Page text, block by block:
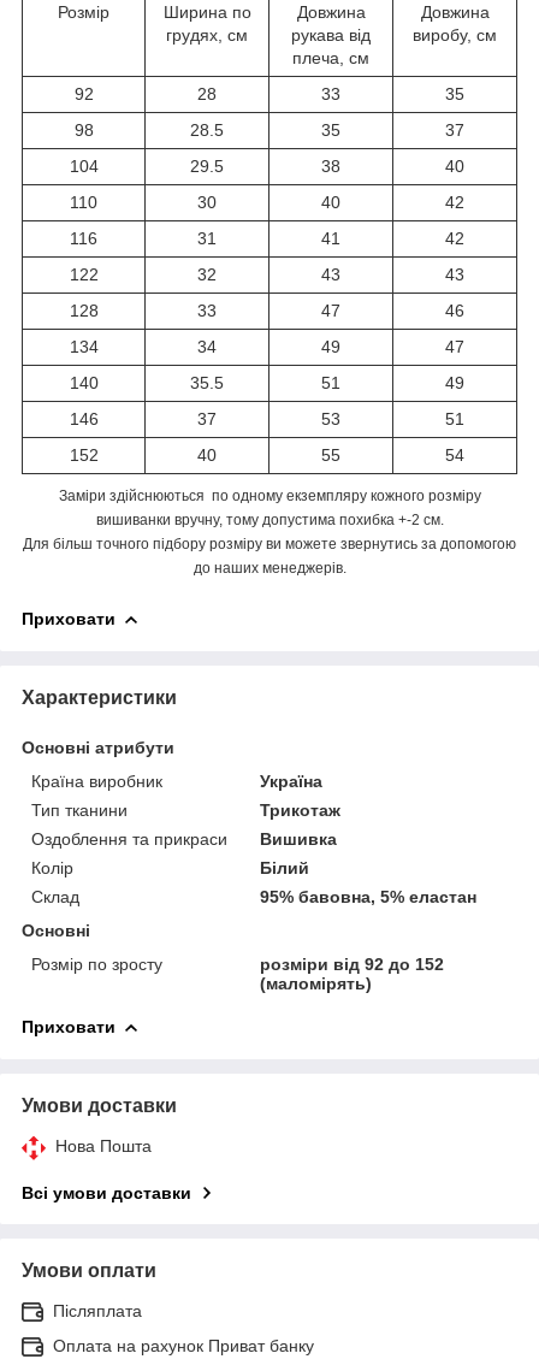
Розмір
Ширина по
грудях, см
Довжина
рукава від
плеча, см
Довжина
виробу, см
92 28 33
35
98
28.5 35
37
104
29.5 38
40
110
30 40
42
116
31 41
42
122
32 43
43
128
33 47
46
134
34 49
47
140
35.5 51
49
146
37 53
51
152
40 55 54
Заміри здійснюються по одному екземпляру кожного розміру
вишиванки вручну, тому допустима похибка +-2 см.
Для більш точного підбору розміру ви можете звернутись за допомогою
до наших менеджерів.
Приховати
Характеристики
Основні атрибути
Країна виробник
Україна
Тип тканини
Трикотаж
Оздоблення та прикраси
Вишивка
Колір
Білий
Склад
95% бавовна, 5% еластан
Основні
Розмір по зросту
розміри від 92 до 152
(маломірять)
Приховати
Умови доставки
Нова Пошта
Всі умови доставки
Умови оплати
Післяплата
Оплата на рахунок Приват банку